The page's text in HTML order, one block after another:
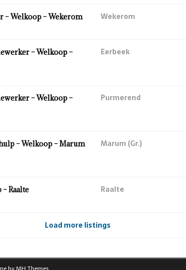
– Welkoop – Wekerom Wekerom
– Welkoop –
Eerbeek
– Welkoop –
Purmerend
– Welkoop – Marum
Marum (Gr.)
Raalte Raalte
Load more listings